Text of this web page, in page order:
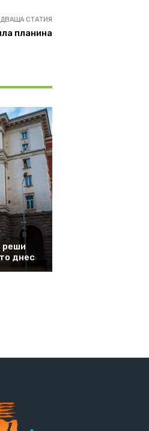
СТАТИЯ
планина
реши
днес